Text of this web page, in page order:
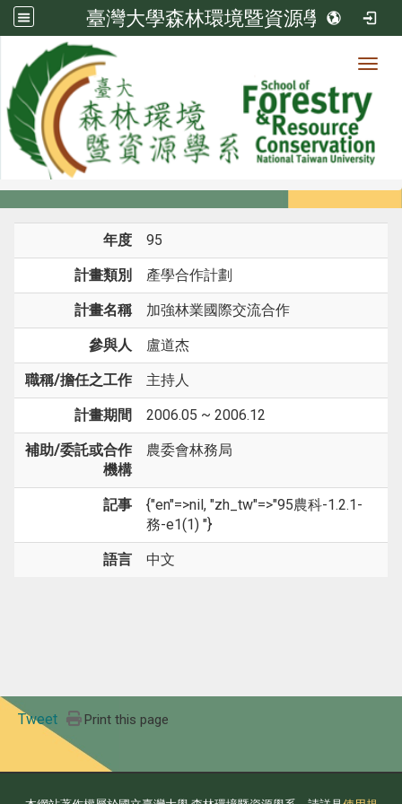
臺灣大學森林環境暨資源學系
系所成員
系所成員
年度 95
計畫類別 產學合作計劃
計畫名稱 加強林業國際交流合作
參與人 盧道杰
職稱/擔任之工作 主持人
計畫期間 2006.05 ~ 2006.12
補助/委託或合作
機構
農委會林務局
記事
{"en"=>nil, "zh_tw"=>"95農科-1.2.1-
務-e1(1) "}
語言 中文
Tweet Print this page